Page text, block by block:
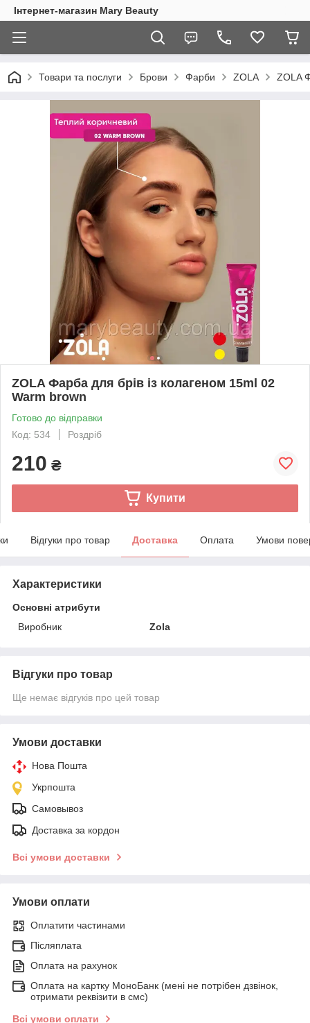
Інтернет-магазин Mary Beauty
Товари та послуги Брови Фарби ZOLA ZOLA
ZOLA Фарба для брів із колагеном 15ml 02
Warm brown
Готово до відправки
Код: 534
Роздріб
210 ₴
Купити
Відгуки про товар Доставка Оплата Умови
Характеристики
Основні атрибути
Виробник
Zola
Відгуки про товар
Ще немає відгуків про цей товар
Умови доставки
Нова Пошта
Укрпошта
Самовывоз
Доставка за кордон
Всі умови доставки
Умови оплати
Оплатити частинами
Післяплата
Оплата на рахунок
Оплата на картку МоноБанк (мені не потрібен дзвінок,
отримати реквізити в смс)
Всі умови оплати